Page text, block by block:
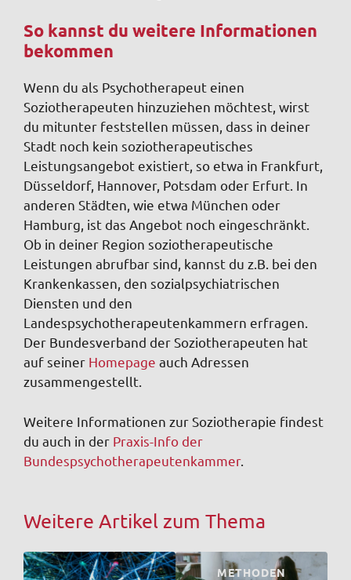
So kannst du weitere Informationen
bekommen
Wenn du als Psychotherapeut einen
Soziotherapeuten hinzuziehen möchtest, wirst
du mitunter feststellen müssen, dass in deiner
Stadt noch kein soziotherapeutisches
Leistungsangebot existiert, so etwa in Frankfurt,
Düsseldorf, Hannover, Potsdam oder Erfurt. In
anderen Städten, wie etwa München oder
Hamburg, ist das Angebot noch eingeschränkt.
Ob in deiner Region soziotherapeutische
Leistungen abrufbar sind, kannst du z.B. bei den
Krankenkassen, den sozialpsychiatrischen
Diensten und den
Landespsychotherapeutenkammern erfragen.
Der Bundesverband der Soziotherapeuten hat
auf seiner Homepage auch Adressen
zusammengestellt.
Weitere Informationen zur Soziotherapie findest
du auch in der Praxis-Info der
Bundespsychotherapeutenkammer.
Weitere Artikel zum Thema
METHODEN